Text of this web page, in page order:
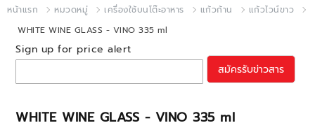
หน้าแรก หมวดหมู่ เครื่องใช้บนโต๊ะอาหาร แก้วก้าน
แก้วไวน์ขาว
WHITE WINE GLASS - VINO 335 ml
WHITE WINE GLASS - VINO 335 ml
Sign up for price alert
สมัครรับข่าวสาร